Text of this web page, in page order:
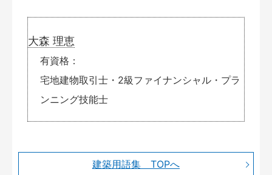
大森 理恵
有資格
宅地建物取引士・2級ファイナンシャル・プラ
ンニング技能士
建築用語集 TOPへ